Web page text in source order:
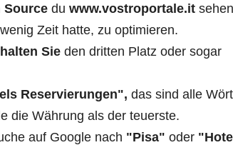
Source du www.vostroportale.it
Zeit hatte, zu optimieren.
Sie den dritten Platz oder sogar
Reservierungen", das sind alle
die Währung als der teuerste.
auf Google nach "Pisa" oder